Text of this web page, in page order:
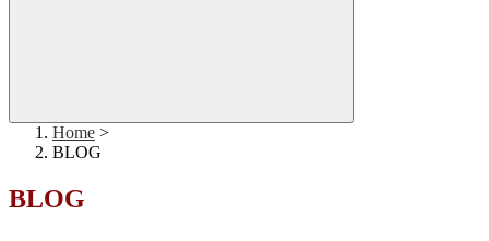
Home >
BLOG
BLOG